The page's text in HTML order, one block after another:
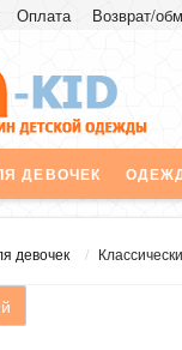
Оплата Возврат/
ДЕВОЧЕК
девочек